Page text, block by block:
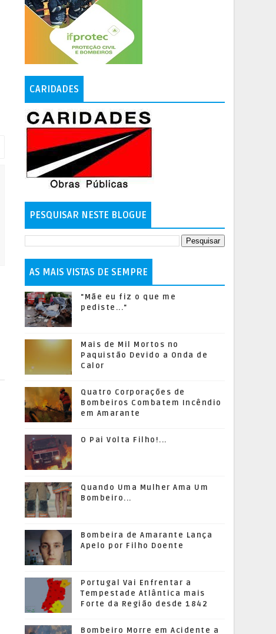
CARIDADES
PESQUISAR NESTE BLOGUE
AS MAIS VISTAS DE SEMPRE
"Mãe eu fiz o que me
pediste..."
Mais de Mil Mortos no
Paquistão Devido a Onda de
Calor
Quatro Corporações de
Bombeiros Combatem Incêndio
em Amarante
O Pai Volta Filho!...
Quando Uma Mulher Ama Um
Bombeiro...
Bombeira de Amarante Lança
Apelo por Filho Doente
Portugal Vai Enfrentar a
Tempestade Atlântica mais
Forte da Região desde 1842
Bombeiro Morre em Acidente a